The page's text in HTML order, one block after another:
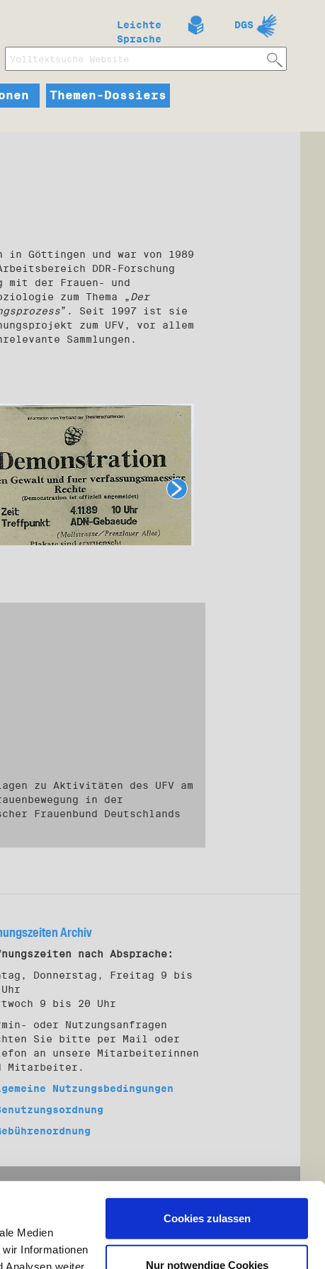
Medien
Informationen
weiter.
Cookies zulassen
Nur notwendige Cookies
Leichte
Sprache
DGS
Themen-Dossiers
in Göttingen und war von 1989
DDR-Forschung
mit der Frauen- und
zum Thema „Der
”. Seit 1997 ist sie
zum UFV, vor allem
Sammlungen.
zu Aktivitäten des UFV am
in der
Frauenbund Deutschlands
Archiv
nach Absprache:
Donnerstag, Freitag 9 bis
9 bis 20 Uhr
oder Nutzungsanfragen
Sie bitte per Mail oder
an unsere Mitarbeiterinnen
Mitarbeiter.
Nutzungsbedingungen